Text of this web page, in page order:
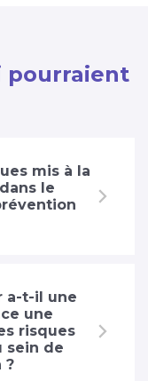
pourraient
mis à la
le
a-t-il une
une
risques
sein de
?